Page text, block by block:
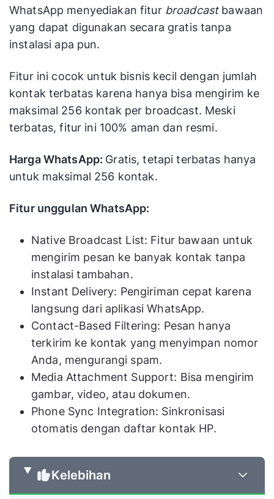
WhatsApp menyediakan fitur broadcastbawaan
yang dapat digunakan secara gratis tanpa
instalasi apa pun.
Fitur ini cocok untuk bisnis kecil dengan jumlah
kontak terbatas karena hanya bisa mengirim ke
maksimal 256 kontak per broadcast. Meski
terbatas, fitur ini 100% aman dan resmi.
Harga WhatsApp: Gratis, tetapi terbatas hanya
untuk maksimal 256 kontak.
Fitur unggulan WhatsApp:
Native Broadcast List: Fitur bawaan untuk
mengirim pesan ke banyak kontak tanpa
instalasi tambahan.
Instant Delivery: Pengiriman cepat karena
langsung dari aplikasi WhatsApp.
Contact-Based Filtering: Pesan hanya
terkirim ke kontak yang menyimpan nomor
Anda, mengurangi spam.
Media Attachment Support: Bisa mengirim
gambar, video, atau dokumen.
Phone Sync Integration: Sinkronisasi
otomatis dengan daftar kontak HP.
Kelebihan